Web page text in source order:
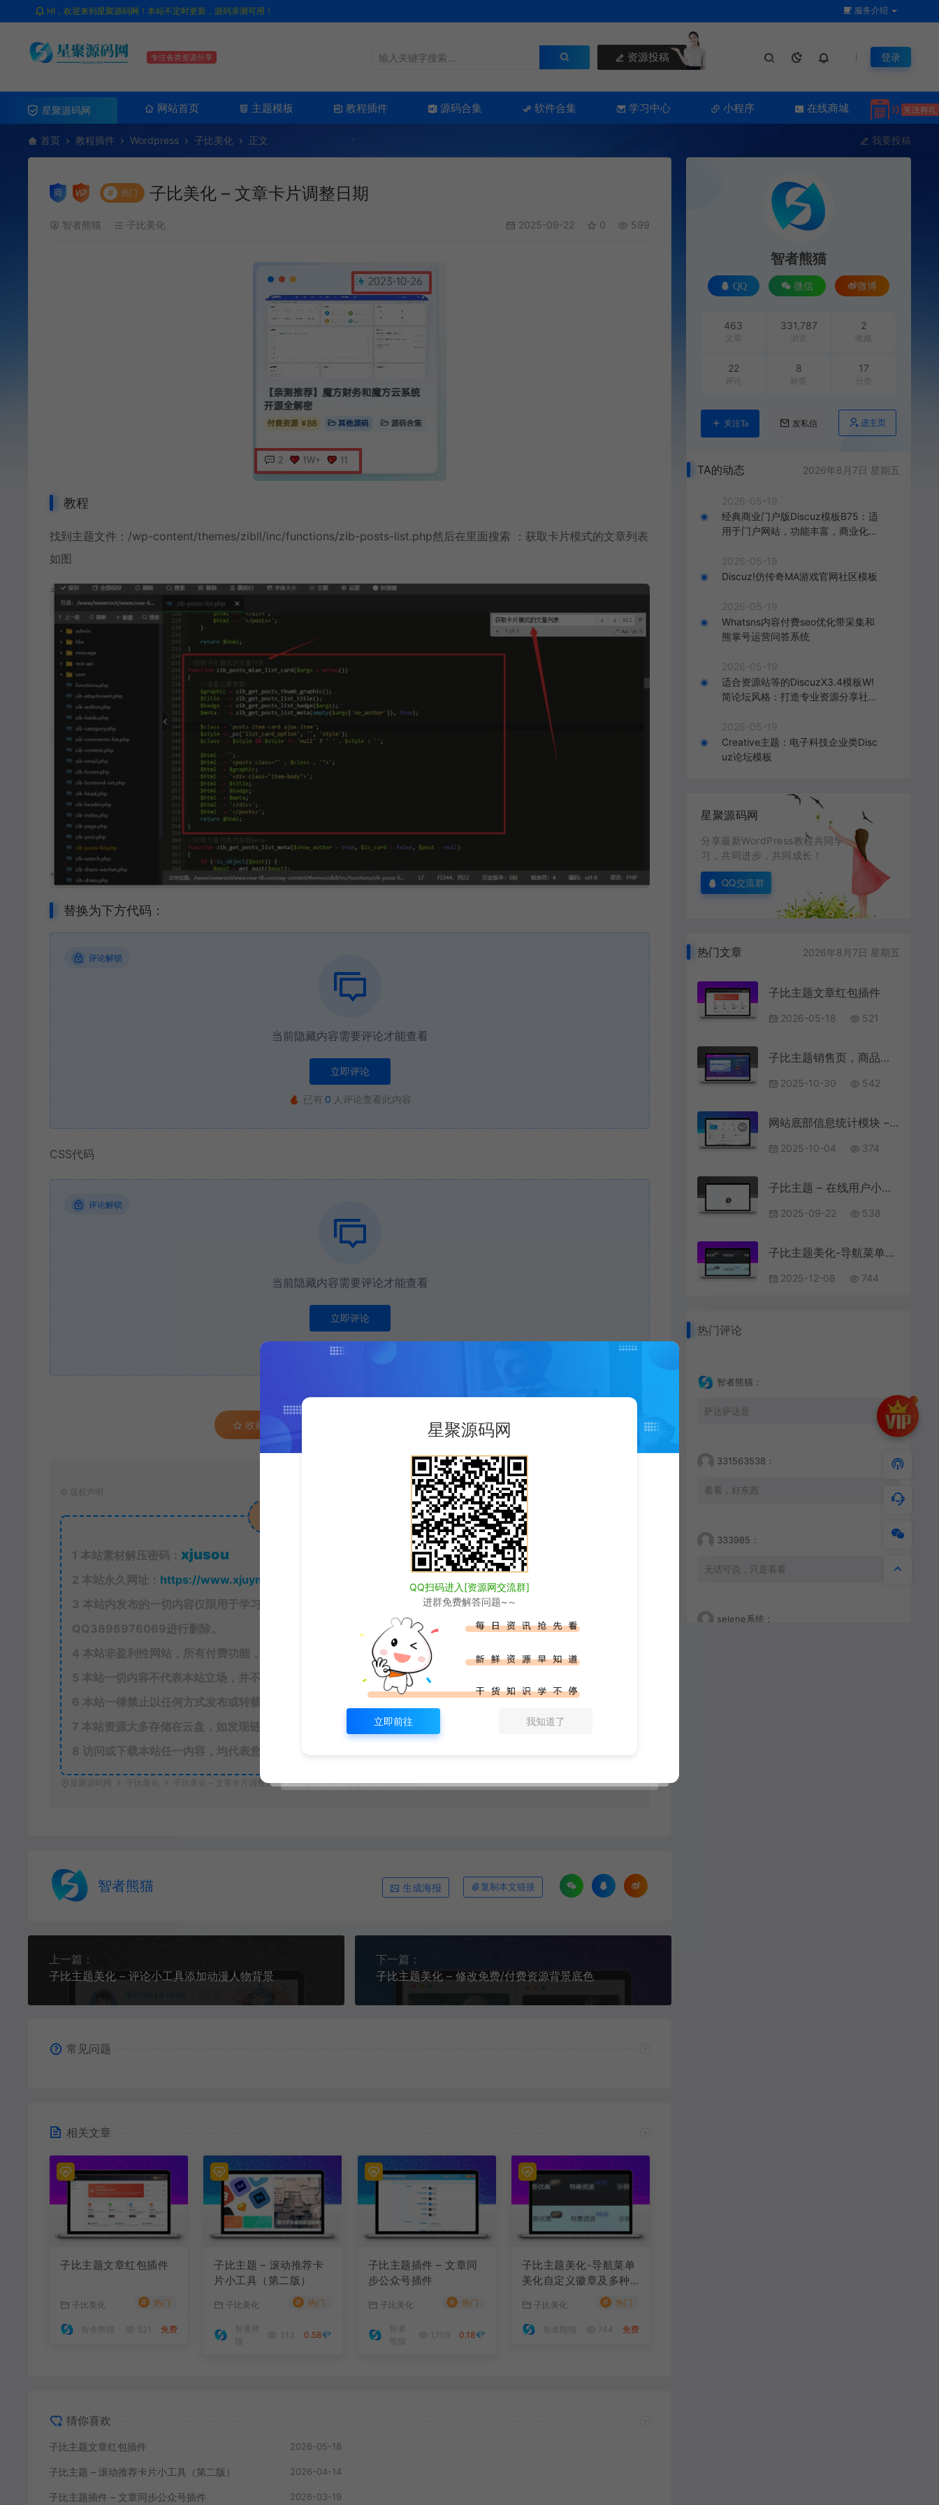
HI，欢迎来到星聚源码网！本站不定时更新，源码亲测可用！ 服务介绍
专注各类资源分享 资源投稿 登录
星聚源码网 网站首页 主题模板 教程插件 源码合集 软件合集 学习中心 小程序 在线商城
首页 教程插件 Wordpress 子比美化 正文 我要投稿
# 热门 子比美化 – 文章卡片调整日期
智者熊猫 子比美化 2025-09-22 0 599
教程
找到主题文件：/wp-content/themes/zibll/inc/functions/zib-posts-list.php然后在里面搜索 ：获取卡片模式的文章列表
如图
替换为下方代码：
评论解锁
当前隐藏内容需要评论才能查看
立即评论
已有 0 人评论查看此内容
CSS代码
评论解锁
当前隐藏内容需要评论才能查看
立即评论
0人评论查看此内容
收藏 (0) 点赞 (0)
© 版权声明
1 本站素材解压密码： xjusou
2 本站永久网址： https://www.xjuym.cn
3 本站内发布的一切内容仅限用于学习和研究，禁止用于商业或非法用途。如有侵权，请联系站长
QQ3896976069 进行删除。
4 本站非盈利性网站，所有付费功能，均为用户为本站捐赠打赏，本站不贩卖任何资源
5 本站一切内容不代表本站立场，并不代表本站赞同其观点和对其真实性负责。
6 本站一律禁止以任何方式发布或转载任何违法的相关信息，访客发现请向站长举报
7 本站资源大多存储在云盘，如发现链接失效，请联系我们我们会第一时间更新。
8 访问或下载本站任一内容，均代表您已同意上述条款。
星聚源码网 子比美化 子比美化 – 文章卡片调整日期 https://www.xjuym.cn/322.html
智者熊猫 生成海报 复制本文链接
上一篇：
子比主题美化 – 评论小工具添加动漫人物背景
下一篇：
子比主题美化 – 修改免费/付费资源背景底色
常见问题
相关文章
子比主题文章红包插件
子比美化 # 热门
智者熊猫 521 免费
子比主题 – 滚动推荐卡
片小工具（第二版）
子比美化 # 热门
智者熊
猫
313 0.58💎
子比主题插件 – 文章同
步公众号插件
子比美化 # 热门
智者
熊猫
1,109 0.18💎
子比主题美化-导航菜单
美化自定义徽章及多种
子比美化 # 热门
智者熊猫 744 免费
猜你喜欢
子比主题文章红包插件 2026-05-18
子比主题 – 滚动推荐卡片小工具（第二版） 2026-04-14
子比主题插件 – 文章同步公众号插件 2026-03-19
智者熊猫
QQ 微信 微博
463
文章
331,787
浏览
2
收藏
22
评论
8
标签
17
分类
关注Ta 发私信 进主页
TA的动态 2026年8月7日 星期五
2026-05-19
经典商业门户版Discuz模板B75：适
用于门户网站，功能丰富，商业化呈
2026-05-19
Discuz!仿传奇MA游戏官网社区模板
2026-05-19
Whatsns内容付费seo优化带采集和
熊掌号运营问答系统
2026-05-19
适合资源站等的DiscuzX3.4模板W!
简论坛风格：打造专业资源分享社区
2026-05-19
Creative主题：电子科技企业类Disc
uz论坛模板
星聚源码网
分享最新WordPress教程共同学
习，共同进步，共同成长！
QQ交流群
热门文章 2026年8月7日 星期五
子比主题文章红包插件
2026-05-18 521
子比主题销售页，商品购买页，主题授权页购买插件！
2025-10-30 542
网站底部信息统计模块 – 自动获取日期及访问者IP
2025-10-04 374
子比主题 – 在线用户小工具
2025-09-22 538
子比主题美化-导航菜单美化自定义徽章及多种样式
2025-12-08 744
热门评论
智者熊猫：
萨达萨达是
331563538：
看看，好东西
333985：
无话可说，只是看看
selene系统：
星聚源码网
QQ扫码进入[资源网交流群]
进群免费解答问题~～
立即前往 我知道了